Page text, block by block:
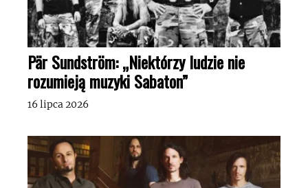
Pär Sundström: „Niektórzy ludzie nie
rozumieją muzyki Sabaton”
16 lipca 2026